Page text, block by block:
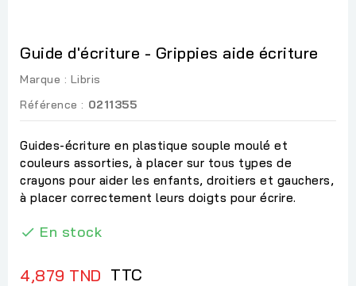
Guide d'écriture - Grippies aide écriture
Marque : Libris
Référence : 0211355
Guides-écriture en plastique souple moulé et
couleurs assorties, à placer sur tous types de
crayons pour aider les enfants, droitiers et gauchers,
à placer correctement leurs doigts pour écrire.
 En stock
4,879 TND TTC